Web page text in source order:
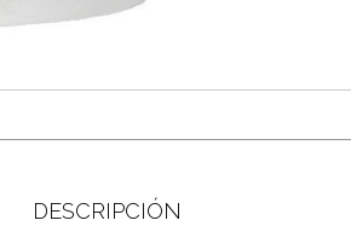
DESCRIPCIÓN